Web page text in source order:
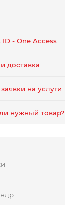
ID - One Access
доставка
на услуги
нужный товар?